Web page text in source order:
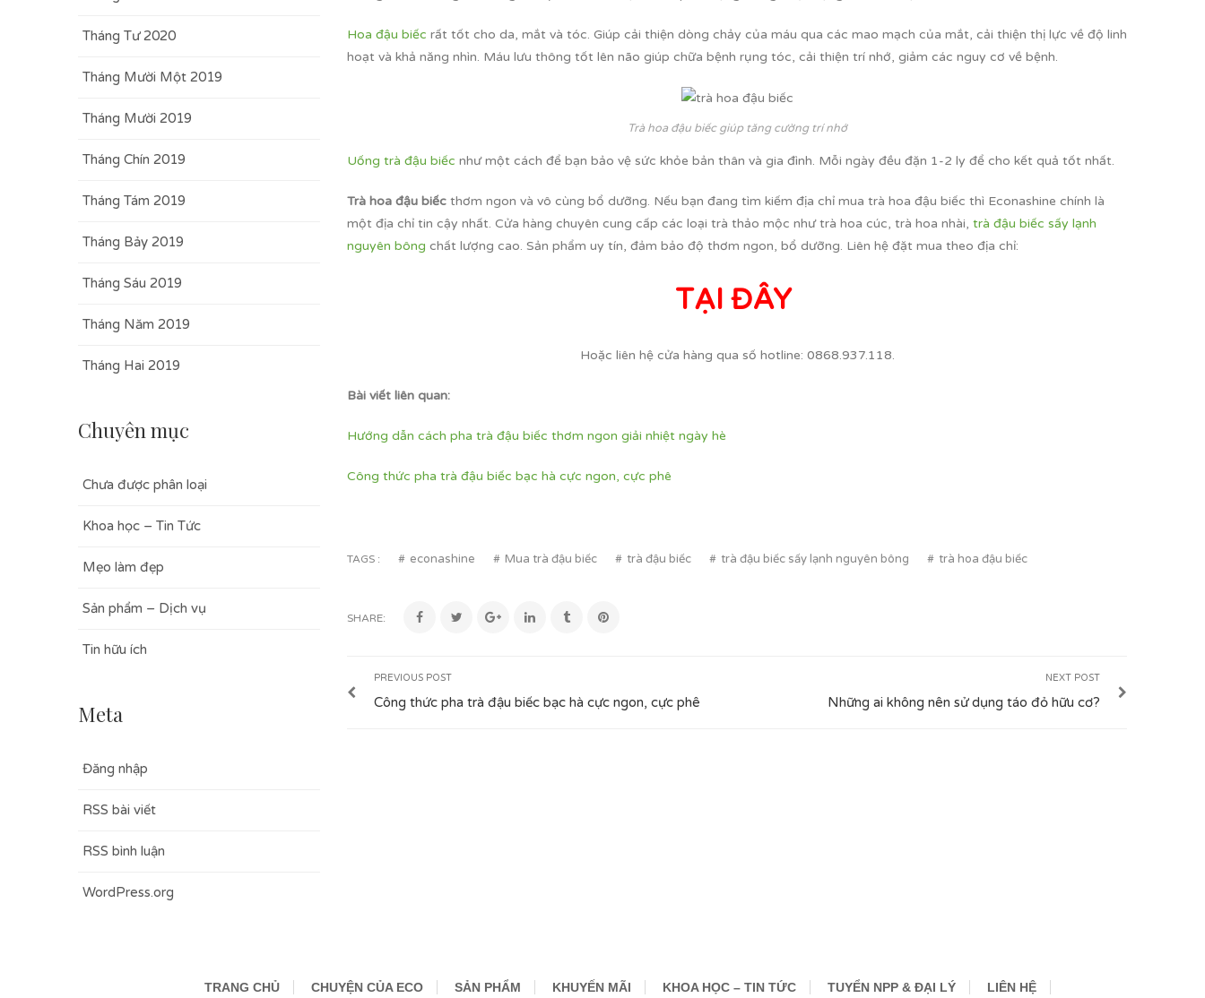
Tháng Tư 2020
Tháng Mười Một 2019
Tháng Mười 2019
Tháng Chín 2019
Tháng Tám 2019
Tháng Bảy 2019
Tháng Sáu 2019
Tháng Năm 2019
Tháng Hai 2019
Chuyên mục
Chưa được phân loại
Khoa học – Tin Tức
Mẹo làm đẹp
Sản phẩm – Dịch vụ
Tin hữu ích
Meta
Đăng nhập
RSS bài viết
RSS bình luận
WordPress.org
Hoa đậu biếc rất tốt cho da, mắt và tóc. Giúp cải thiện dòng chảy của máu qua các mao mạch của mắt, cải thiện thị lực về độ linh
hoạt và khả năng nhìn. Máu lưu thông tốt lên não giúp chữa bệnh rụng tóc, cải thiện trí nhớ, giảm các nguy cơ về bệnh.
Trà hoa đậu biếc giúp tăng cường trí nhớ
Uống trà đậu biếc như một cách để bạn bảo vệ sức khỏe bản thân và gia đình. Mỗi ngày đều đặn 1-2 ly để cho kết quả tốt nhất.
Trà hoa đậu biếc thơm ngon và vô cùng bổ dưỡng. Nếu bạn đang tìm kiếm địa chỉ mua trà hoa đậu biếc thì Econashine chính là
một địa chỉ tin cậy nhất. Cửa hàng chuyên cung cấp các loại trà thảo mộc như trà hoa cúc, trà hoa nhài, trà đậu biếc sấy lạnh
nguyên bông chất lượng cao. Sản phẩm uy tín, đảm bảo độ thơm ngon, bổ dưỡng. Liên hệ đặt mua theo địa chỉ:
TẠI ĐÂY
Hoặc liên hệ cửa hàng qua số hotline: 0868.937.118.
Bài viết liên quan:
Hướng dẫn cách pha trà đậu biếc thơm ngon giải nhiệt ngày hè
Công thức pha trà đậu biếc bạc hà cực ngon, cực phê
TAGS : econashine Mua trà đậu biếc trà đậu biếc trà đậu biếc sấy lạnh nguyên bông trà hoa đậu biếc
SHARE:
PREVIOUS POST
Công thức pha trà đậu biếc bạc hà cực ngon, cực phê
NEXT POST
Những ai không nên sử dụng táo đỏ hữu cơ?
TRANG CHỦ CHUYỆN CỦA ECO SẢN PHẨM KHUYẾN MÃI KHOA HỌC – TIN TỨC TUYỂN NPP & ĐẠI LÝ LIÊN HỆ